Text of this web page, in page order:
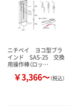
ニチベイ ヨコ型ブラ
インド SAS-25 交換
用操作棒（ロッ…
￥3,366～（税込）